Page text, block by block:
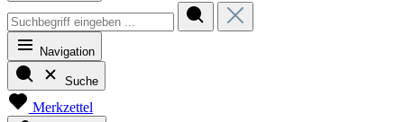
Navigation
Suche
Merkzettel